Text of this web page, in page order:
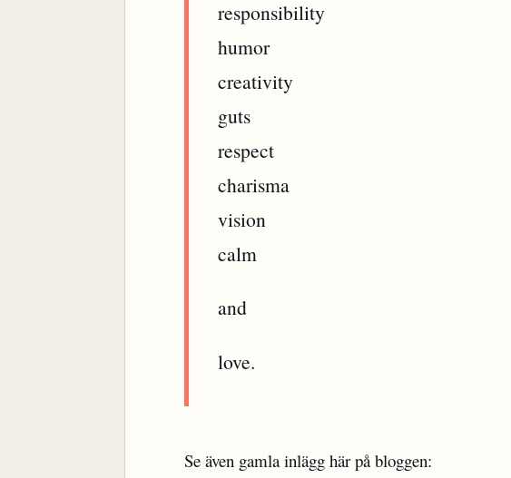
responsibility
humor
creativity
guts
respect
charisma
vision
calm
and
love.
Se även gamla inlägg här på bloggen: